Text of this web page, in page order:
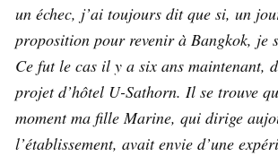
un échec, j’ai toujours dit que si, un
proposition pour revenir à Bangkok, je
Ce fut le cas il y a six ans maintenant,
projet d’hôtel U-Sathorn. Il se trouve
moment ma fille Marine, qui dirige
l’établissement, avait envie d’une